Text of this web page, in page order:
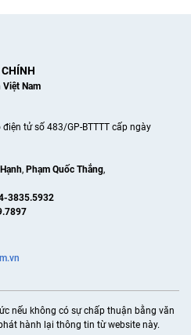
Nam
tử số 483/GP-BTTTT cấp ngày
, Phạm Quốc Thắng,
3835.5932
nếu không có sự chấp thuận bằng văn
hành lại thông tin từ website này.